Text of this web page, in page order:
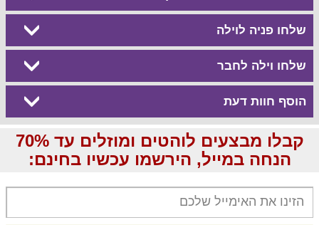
שלחו פניה לוילה
שלחו וילה לחבר
הוסף חוות דעת
קבלו מבצעים לוהטים ומוזלים עד 70%
הנחה במייל, הירשמו עכשיו בחינם: